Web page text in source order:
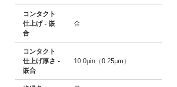
コンタクト
仕上げ - 嵌
合
金
コンタクト
仕上げ厚さ -
嵌合
10.0µin（0.25µm）